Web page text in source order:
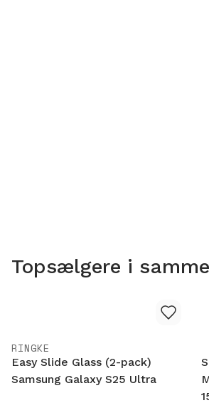
Topsælgere i
RINGKE
Easy Slide Glass (2-pack)
Samsung Galaxy S25 Ultra